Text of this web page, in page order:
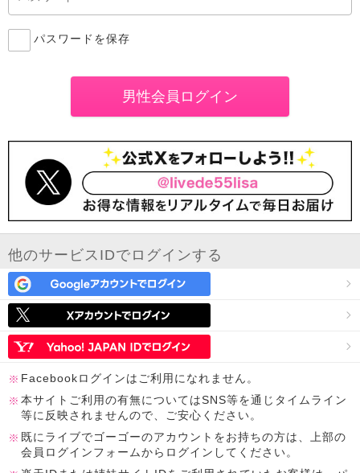
パスワードを保存
他のサービスIDでログインする
Facebookログインはご利用になれません。
本サイトご利用の有無についてはSNS等を通じタイムライン
等に反映されませんので、ご安心ください。
既にライブでゴーゴーのアカウントをお持ちの方は、上部の
会員ログインフォームからログインしてください。